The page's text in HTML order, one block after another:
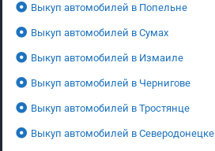
Выкуп автомобилей в Попельне
Выкуп автомобилей в Сумах
Выкуп автомобилей в Измаиле
Выкуп автомобилей в Чернигове
Выкуп автомобилей в Тростянце
Выкуп автомобилей в Северодонецке